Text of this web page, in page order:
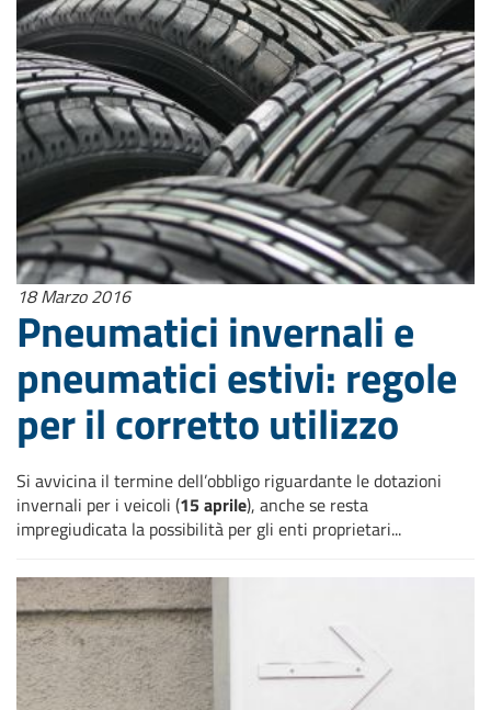
18 Marzo 2016
Pneumatici invernali e
pneumatici estivi: regole
per il corretto utilizzo
Si avvicina il termine dell’obbligo riguardante le dotazioni
invernali per i veicoli (15 aprile), anche se resta
impregiudicata la possibilità per gli enti proprietari...